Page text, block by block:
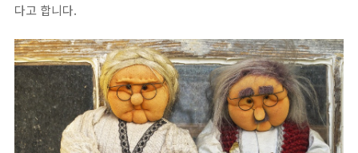
다고 합니다.